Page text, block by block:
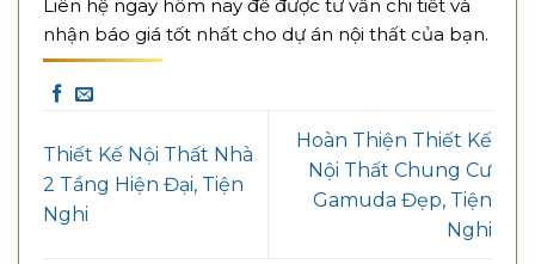
Liên hệ ngay hôm nay để được tư vấn chi tiết và
nhận báo giá tốt nhất cho dự án nội thất của bạn.
Thiết Kế Nội Thất Nhà
2 Tầng Hiện Đại, Tiện
Nghi
Hoàn Thiện Thiết Kế
Nội Thất Chung Cư
Gamuda Đẹp, Tiện
Nghi